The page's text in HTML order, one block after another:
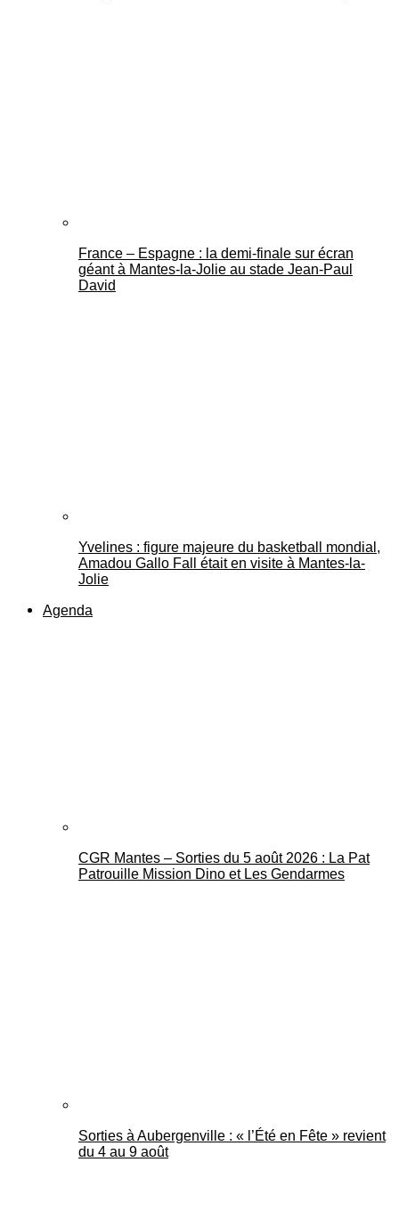
France – Espagne : la demi-finale sur écran
géant à Mantes-la-Jolie au stade Jean-Paul
David
Yvelines : figure majeure du basketball mondial,
Amadou Gallo Fall était en visite à Mantes-la-
Jolie
Agenda
CGR Mantes – Sorties du 5 août 2026 : La Pat
Patrouille Mission Dino et Les Gendarmes
Sorties à Aubergenville : « l’Été en Fête » revient
du 4 au 9 août